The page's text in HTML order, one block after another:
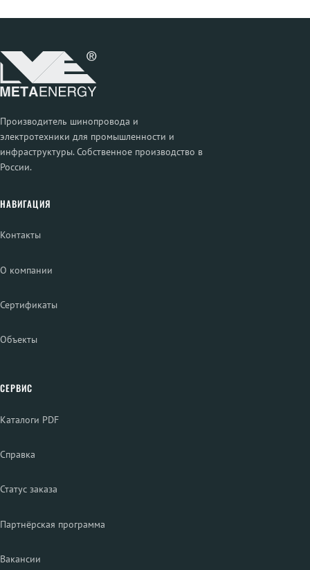
Производитель шинопровода и
электротехники для промышленности и
инфраструктуры. Собственное производство в
России.
НАВИГАЦИЯ
Контакты
О компании
Сертификаты
Объекты
СЕРВИС
Каталоги PDF
Справка
Статус заказа
Партнёрская программа
Вакансии